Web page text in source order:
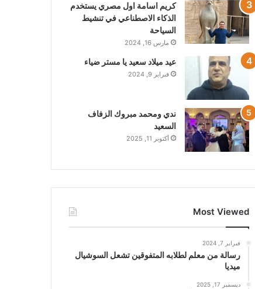
كريم اسامة اول مصري يستخدم
الذكاء الاصطناعي في تنشيط
السياحة
مارس 16, 2024
عيد ميلاد سعيد يا مستر ضياء
فبراير 9, 2024
ندي ومحمد مبروك الزفاف
السعيد
أكتوبر 11, 2025
Most Viewed
فبراير 7, 2024
رسالة من معلم لطلابه المتفوقين تشعل السوشيال
ميديا
ديسمبر 17, 2025